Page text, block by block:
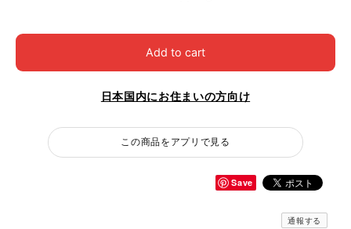
Add to cart
日本国内にお住まいの方向け
この商品をアプリで見る
Save
通報する